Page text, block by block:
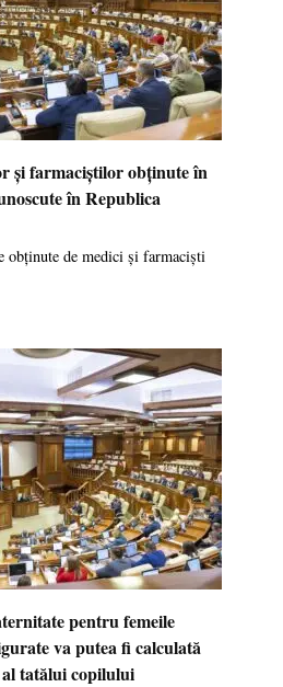
și farmaciștilor obținute în
în Republica
obținute de medici și farmaciști
pentru femeile
va putea fi calculată
tatălui copilului